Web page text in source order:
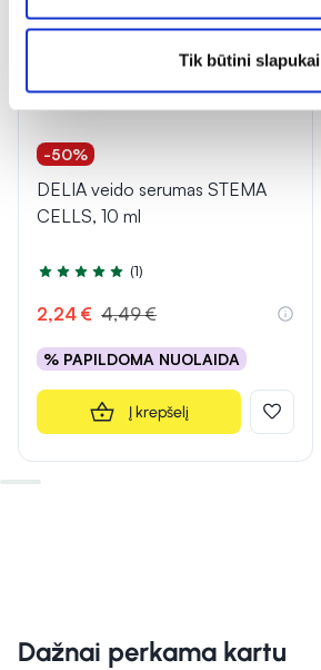
Tik būtini slapukai
-50%
DELIA veido serumas STEMA
CELLS, 10 ml
Įvertinimas 5.0 iš 5
(1)
2,24 € 4,49 €
% PAPILDOMA NUOLAIDA
Į krepšelį
Dažnai perkama kartu